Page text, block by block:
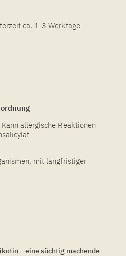
ca. 1-3 Werktage
allergische Reaktionen
mit langfristiger
– eine süchtig machende